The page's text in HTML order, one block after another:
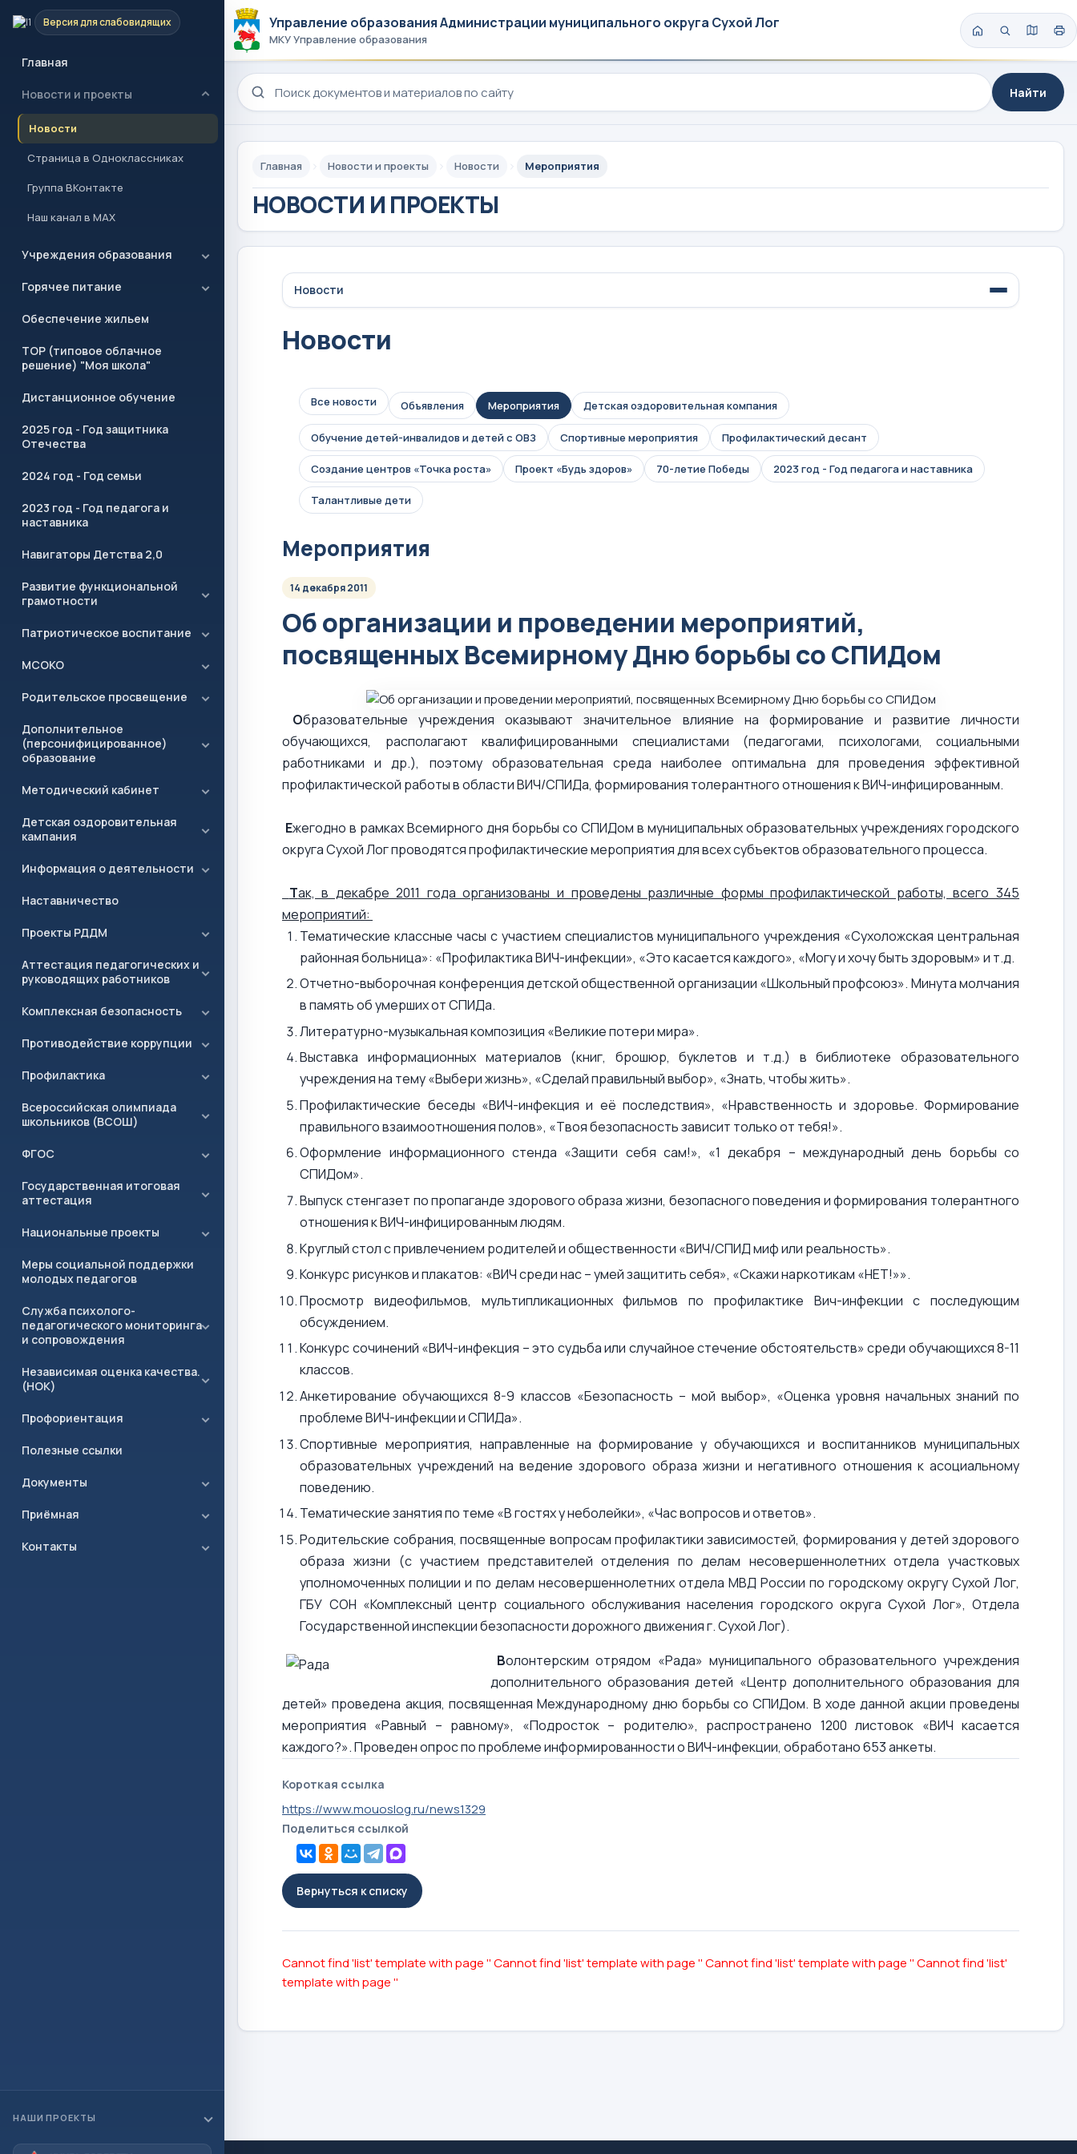
Версия для слабовидящих
Главная
Новости и проекты
Новости
Страница в Одноклассниках
Группа ВКонтакте
Наш канал в MAX
Учреждения образования
Горячее питание
Обеспечение жильем
ТОР (типовое облачное
решение) "Моя школа"
Дистанционное обучение
2025 год - Год защитника
Отечества
2024 год - Год семьи
2023 год - Год педагога и
наставника
Навигаторы Детства 2,0
Развитие функциональной
грамотности
Патриотическое воспитание
МСОКО
Родительское просвещение
Дополнительное
(персонифицированное)
образование
Методический кабинет
Детская оздоровительная
кампания
Информация о деятельности
Наставничество
Проекты РДДМ
Аттестация педагогических и
руководящих работников
Комплексная безопасность
Противодействие коррупции
Профилактика
Всероссийская олимпиада
школьников (ВСОШ)
ФГОС
Государственная итоговая
аттестация
Национальные проекты
Меры социальной поддержки
молодых педагогов
Служба психолого-
педагогического мониторинга
и сопровождения
Независимая оценка качества.
(НОК)
Профориентация
Полезные ссылки
Документы
Приёмная
Контакты
НАШИ ПРОЕКТЫ
Управление образования Администрации муниципального округа Сухой Лог
МКУ Управление образования
Поиск по сайту
Найти
Главная Новости и проекты Новости Мероприятия
НОВОСТИ И ПРОЕКТЫ
Новости
Новости
Все новости Объявления Мероприятия Детская оздоровительная компания
Обучение детей-инвалидов и детей с ОВЗ Спортивные мероприятия Профилактический десант
Создание центров «Точка роста» Проект «Будь здоров» 70-летие Победы 2023 год - Год педагога и наставника
Талантливые дети
Мероприятия
14 декабря 2011
Об организации и проведении мероприятий,
посвященных Всемирному Дню борьбы со СПИДом
Образовательные учреждения оказывают значительное влияние на формирование и развитие личности
обучающихся, располагают квалифицированными специалистами (педагогами, психологами, социальными
работниками и др.), поэтому образовательная среда наиболее оптимальна для проведения эффективной
профилактической работы в области ВИЧ/СПИДа, формирования толерантного отношения к ВИЧ-инфицированным.
Ежегодно в рамках Всемирного дня борьбы со СПИДом в муниципальных образовательных учреждениях городского
округа Сухой Лог проводятся профилактические мероприятия для всех субъектов образовательного процесса.
Так, в декабре 2011 года организованы и проведены различные формы профилактической работы, всего 345
мероприятий:
Тематические классные часы с участием специалистов муниципального учреждения «Сухоложская центральная
районная больница»: «Профилактика ВИЧ-инфекции», «Это касается каждого», «Могу и хочу быть здоровым» и т.д.
Отчетно-выборочная конференция детской общественной организации «Школьный профсоюз». Минута молчания
в память об умерших от СПИДа.
Литературно-музыкальная композиция «Великие потери мира».
Выставка информационных материалов (книг, брошюр, буклетов и т.д.) в библиотеке образовательного
учреждения на тему «Выбери жизнь», «Сделай правильный выбор», «Знать, чтобы жить».
Профилактические беседы «ВИЧ-инфекция и её последствия», «Нравственность и здоровье. Формирование
правильного взаимоотношения полов», «Твоя безопасность зависит только от тебя!».
Оформление информационного стенда «Защити себя сам!», «1 декабря – международный день борьбы со
СПИДом».
Выпуск стенгазет по пропаганде здорового образа жизни, безопасного поведения и формирования толерантного
отношения к ВИЧ-инфицированным людям.
Круглый стол с привлечением родителей и общественности «ВИЧ/СПИД миф или реальность».
Конкурс рисунков и плакатов: «ВИЧ среди нас – умей защитить себя», «Скажи наркотикам «НЕТ!»».
Просмотр видеофильмов, мультипликационных фильмов по профилактике Вич-инфекции с последующим
обсуждением.
Конкурс сочинений «ВИЧ-инфекция – это судьба или случайное стечение обстоятельств» среди обучающихся 8-11
классов.
Анкетирование обучающихся 8-9 классов «Безопасность – мой выбор», «Оценка уровня начальных знаний по
проблеме ВИЧ-инфекции и СПИДа».
Спортивные мероприятия, направленные на формирование у обучающихся и воспитанников муниципальных
образовательных учреждений на ведение здорового образа жизни и негативного отношения к асоциальному
поведению.
Тематические занятия по теме «В гостях у неболейки», «Час вопросов и ответов».
Родительские собрания, посвященные вопросам профилактики зависимостей, формирования у детей здорового
образа жизни (с участием представителей отделения по делам несовершеннолетних отдела участковых
уполномоченных полиции и по делам несовершеннолетних отдела МВД России по городскому округу Сухой Лог,
ГБУ СОН «Комплексный центр социального обслуживания населения городского округа Сухой Лог», Отдела
Государственной инспекции безопасности дорожного движения г. Сухой Лог).
Волонтерским отрядом «Рада» муниципального образовательного учреждения
дополнительного образования детей «Центр дополнительного образования для
детей» проведена акция, посвященная Международному дню борьбы со СПИДом. В ходе данной акции проведены
мероприятия «Равный – равному», «Подросток – родителю», распространено 1200 листовок «ВИЧ касается
каждого?». Проведен опрос по проблеме информированности о ВИЧ-инфекции, обработано 653 анкеты.
Короткая ссылка
https://www.mouoslog.ru/news1329
Поделиться ссылкой
Вернуться к списку
Cannot find 'list' template with page ''Cannot find 'list' template with page ''Cannot find 'list' template with page ''Cannot find 'list'
template with page ''